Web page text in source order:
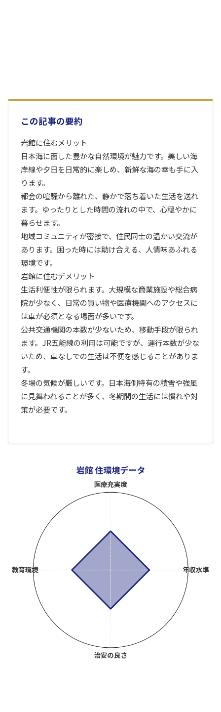
この記事の要約
岩館に住むメリット
日本海に面した豊かな自然環境が魅力です。美しい海
岸線や夕日を日常的に楽しめ、新鮮な海の幸も手に入
ります。
都会の喧騒から離れた、静かで落ち着いた生活を送れ
ます。ゆったりとした時間の流れの中で、心穏やかに
暮らせます。
地域コミュニティが密接で、住民同士の温かい交流が
あります。困った時には助け合える、人情味あふれる
環境です。
岩館に住むデメリット
生活利便性が限られます。大規模な商業施設や総合病
院が少なく、日常の買い物や医療機関へのアクセスに
は車が必須となる場面が多いです。
公共交通機関の本数が少ないため、移動手段が限られ
ます。JR五能線の利用は可能ですが、運行本数が少な
いため、車なしでの生活は不便を感じることがありま
す。
冬場の気候が厳しいです。日本海側特有の積雪や強風
に見舞われることが多く、冬期間の生活には慣れや対
策が必要です。